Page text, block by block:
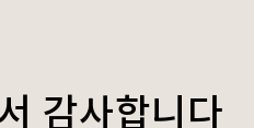
감사합니다